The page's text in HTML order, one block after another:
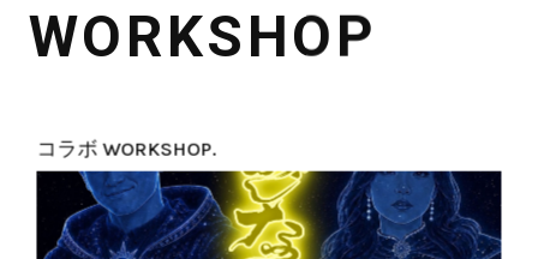
WORKSHOP
コラボ WORKSHOP.